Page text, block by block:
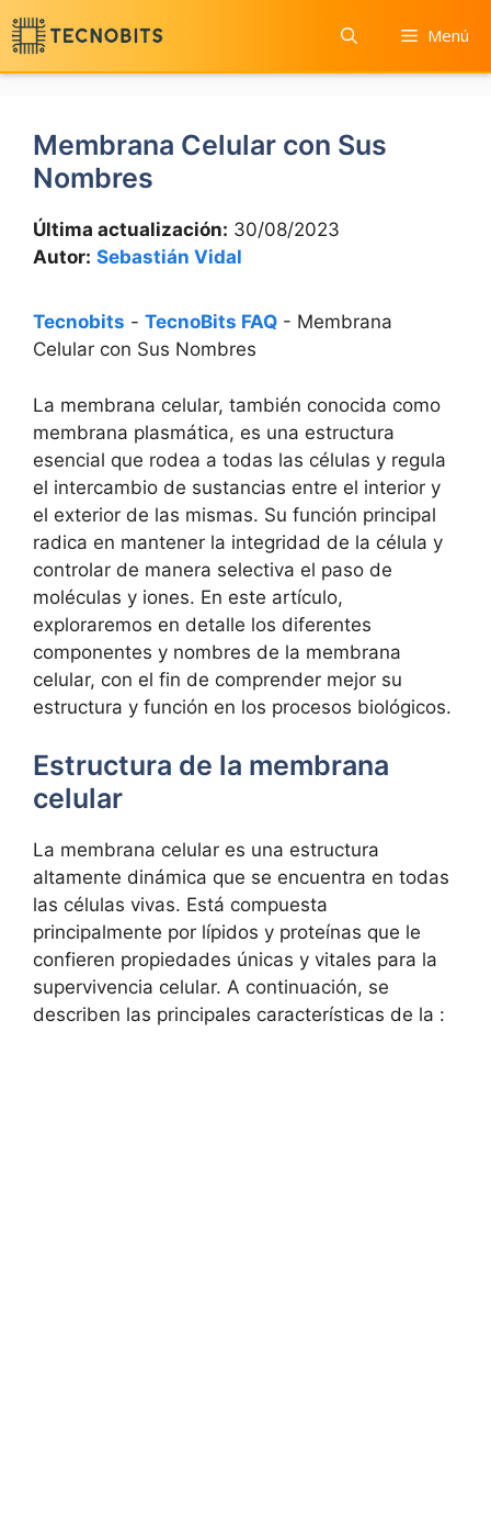
Saltar
al
contenido
Menú
Membrana Celular con Sus
Nombres
Última actualización: 30/08/2023
Autor: Sebastián Vidal
Tecnobits - TecnoBits FAQ - Membrana
Celular con Sus Nombres
La membrana celular, también conocida ​como
⁢membrana plasmática, es una estructura
⁢esencial que ‍rodea a todas las células y​ regula
el‌ intercambio‌ de sustancias entre el interior y
el exterior de⁢ las mismas. Su función principal
radica ⁢en mantener⁣ la ​integridad⁣ de la célula⁢ y
controlar ⁣de manera selectiva el paso de
⁣moléculas⁣ y⁢ iones. En​ este artículo,‍
exploraremos en detalle los ⁢diferentes
componentes ‍y ‌nombres ⁢de ⁤la membrana
‌celular, con el fin de comprender mejor su
estructura y función en los ⁢procesos biológicos.
Estructura de la⁢ membrana
celular
La membrana celular es ​una estructura
altamente dinámica que se encuentra en todas
las células vivas. Está compuesta
principalmente por lípidos ⁤y proteínas que le
confieren propiedades únicas y vitales para la‌
supervivencia celular. A continuación, se‌
describen ​las principales características ‌de la :